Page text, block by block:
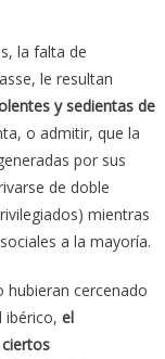
la falta de
le resultan
y sedientas de
o admitir, que la
por sus
de doble
mientras
a la mayoría.
hubieran cercenado
ibérico, el